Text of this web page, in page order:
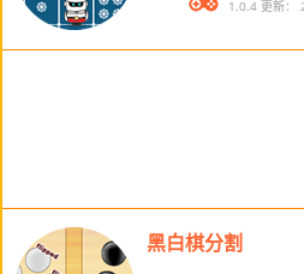
版本： 1.0.4 更新：
黑白棋分割